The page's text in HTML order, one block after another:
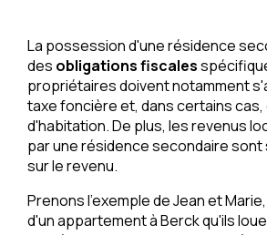
La possession d'une résidence
des obligations fiscales
propriétaires doivent notamment
taxe foncière et, dans certains cas,
d'habitation. De plus, les revenus
par une résidence secondaire sont
sur le revenu.
Prenons l'exemple de Jean et
d'un appartement à Berck qu'ils